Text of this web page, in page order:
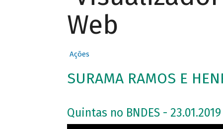
Web
Ações
SURAMA RAMOS E
Quintas no BNDES -